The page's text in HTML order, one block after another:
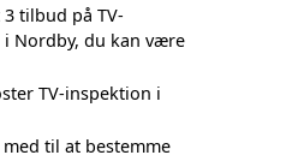
3 tilbud på TV-
Nordby, du kan være
TV-inspektion i
med til at bestemme